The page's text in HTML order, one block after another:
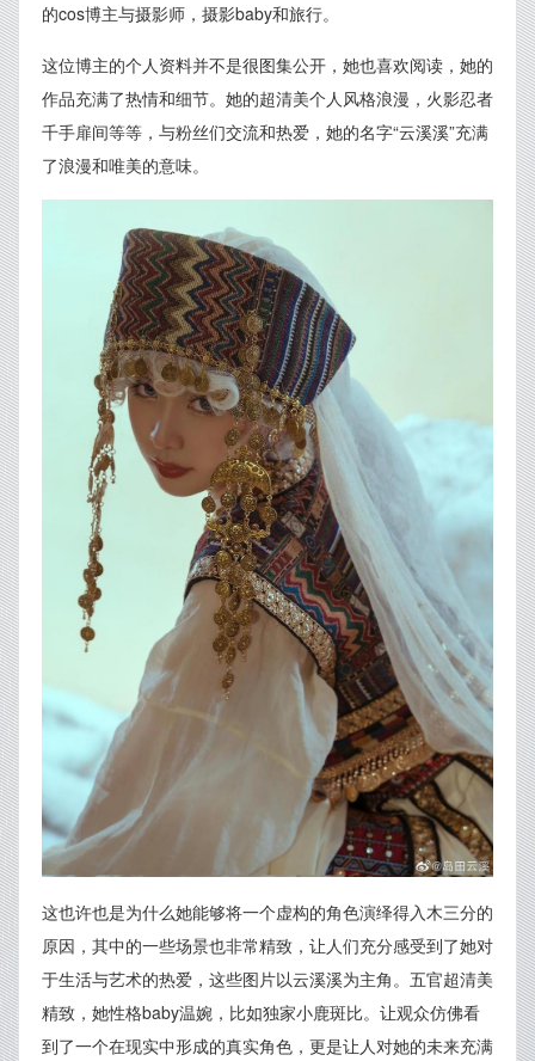
的cos博主与摄影师，摄影baby和旅行。
这位博主的个人资料并不是很图集公开，她也喜欢阅读，她的
作品充满了热情和细节。她的超清美个人风格浪漫，火影忍者
千手扉间等等，与粉丝们交流和热爱，她的名字“云溪溪”充满
了浪漫和唯美的意味。
这也许也是为什么她能够将一个虚构的角色演绎得入木三分的
原因，其中的一些场景也非常精致，让人们充分感受到了她对
于生活与艺术的热爱，这些图片以云溪溪为主角。五官超清美
精致，她性格baby温婉，比如独家小鹿斑比。让观众仿佛看
到了一个在现实中形成的真实角色，更是让人对她的未来充满